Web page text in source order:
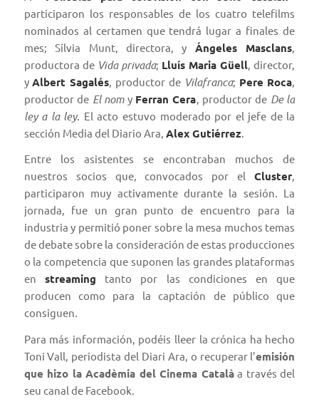
participaron los responsables de los cuatro telefilms
nominados al certamen que tendrá lugar a finales de
mes; Sílvia Munt, directora, y Ángeles Masclans
productora de Vida privada; Lluís Maria Güell , director,
y Albert Sagalés , productor de Vilafranca; Pere Roca
productor de El nomy Ferran Cera , productor de De la
ley a la ley. El acto estuvo moderado por el jefe de la
sección Media del Diario Ara Alex Gutiérrez
Entre los asistentes se encontraban muchos de
nuestros socios que, convocados por elCluster,
participaron muy activamente durante la sesión. La
jornada, fue un gran punto de encuentro para la
industria y permitió poner sobre la mesa muchos temas
de debate sobre la consideración de estas producciones
o la competencia que suponen las grandes plataformas
en streaming tanto por las condiciones en que
producen como para la captación de público que
consiguen.
Para más información, podéis lleer lacrónica ha hecho
Toni Vall, periodista del Diari Ara, o recuperar l’emisión
que hizo la Acadèmia del Cinema Catalàa través del
seu canal de Facebook.